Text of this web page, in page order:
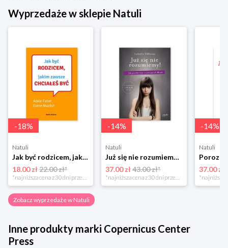
Wyprzedaże w sklepie Natuli
-18%
Natuli
Jak być rodzicem, jakim zawsze chciałeś być Media rodzina
18.00 zł22.00 zł*
*najniższa cena z 30 dni przed obniżką
-14%
Natuli
Już się nie rozumiemy! Jak przeżyć czas trzaskających drzwi Esprit
37.00 zł 43.00 zł*
*najniższa cena z 30 dni przed obniżką
-14%
Natuli
37.00 zł
Zobacz wyprzedaże w Natuli
Inne produkty marki Copernicus Center
Press